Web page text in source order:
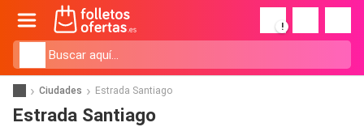
!
Ciudades Estrada Santiago
Estrada Santiago